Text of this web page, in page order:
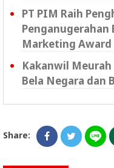
PT PIM Raih
Penganugerahan
Marketing Award
Kakanwil Meurah
Bela Negara dan
Share: